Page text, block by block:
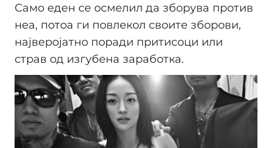
Само еден се осмелил да зборува против
неа, потоа ги повлекол своите зборови,
најверојатно поради притисоци или
страв од изгубена заработка.